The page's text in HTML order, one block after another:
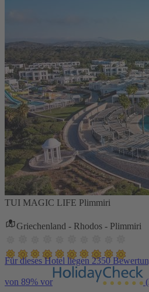
TUI MAGIC LIFE Plimmiri
Griechenland - Rhodos - Plimmiri
Für dieses Hotel liegen 2350
von 89% vor